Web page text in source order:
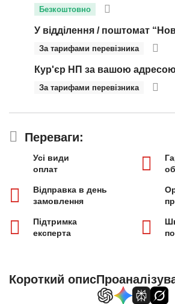
Безкоштовно
У відділення / поштомат
За тарифами перевізника
Кур'єр НП за вашою адресою
За тарифами перевізника
Переваги:
Усі види
оплат
Відправка в день
замовлення
Підтримка
експерта
Короткий опис